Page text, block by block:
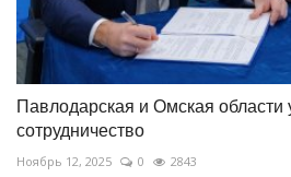
Павлодарская и Омская области
сотрудничество
Ноябрь 12, 2025 0 2843